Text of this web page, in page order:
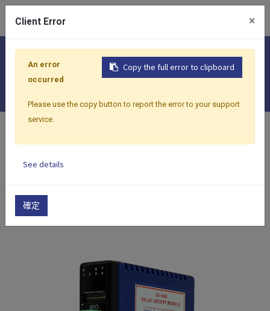
I/O 模組
資料收集及傳送 I/O 模組
Client Error ×
Copy the full error to clipboard
An error
occurred
Please use the copy button to report the error to your support
service.
See details
確定